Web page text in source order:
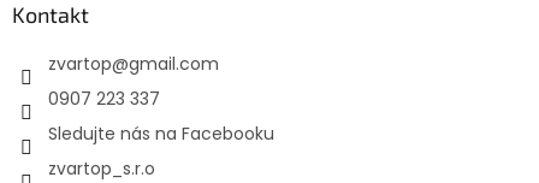
Kontakt
zvartop@gmail.com
0907 223 337
Sledujte nás na Facebooku
zvartop_s.r.o